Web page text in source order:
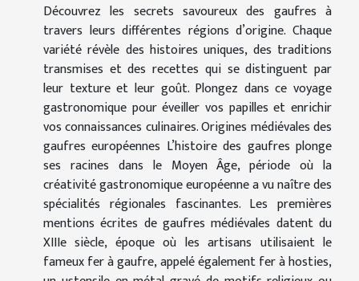
Découvrez les secrets savoureux des gaufres à
travers leurs différentes régions d’origine. Chaque
variété révèle des histoires uniques, des traditions
transmises et des recettes qui se distinguent par
leur texture et leur goût. Plongez dans ce voyage
gastronomique pour éveiller vos papilles et enrichir
vos connaissances culinaires. Origines médiévales des
gaufres européennes L’histoire des gaufres plonge
ses racines dans le Moyen Âge, période où la
créativité gastronomique européenne a vu naître des
spécialités régionales fascinantes. Les premières
mentions écrites de gaufres médiévales datent du
XIIIe siècle, époque où les artisans utilisaient le
fameux fer à gaufre, appelé également fer à hosties,